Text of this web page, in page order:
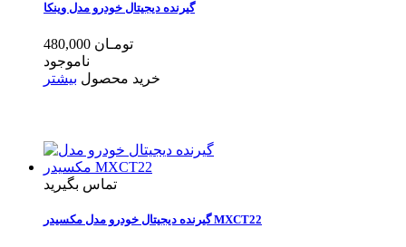
گیرنده دیجیتال خودرو مدل وینکا
480,000 تومـان
ناموجود
خرید محصول بیشتر
تماس بگیرید
گیرنده دیجیتال خودرو مدل مکسیدر MXCT22